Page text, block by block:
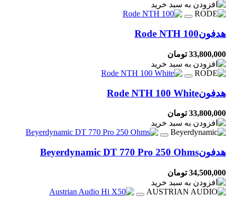
هدفونRode NTH 100
33,800,000 تومان
هدفونRode NTH 100 White
33,800,000 تومان
هدفونBeyerdynamic DT 770 Pro 250 Ohms
34,500,000 تومان